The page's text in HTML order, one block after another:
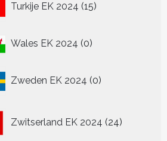
Turkije EK 2024 15
producten
Wales EK 2024 00
Zweden EK 2024 0
producten
Zwitserland EK 2024 24
producten